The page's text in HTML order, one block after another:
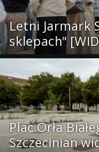
Letni Jarmark
sklepach"
Plac Orła
Szczecinian